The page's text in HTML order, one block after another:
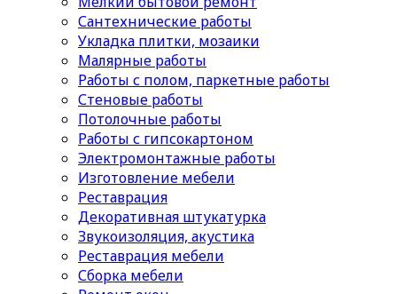
Сантехнические работы
Укладка плитки, мозаики
Малярные работы
Работы с полом, паркетные работы
Стеновые работы
Потолочные работы
Работы с гипсокартоном
Электромонтажные работы
Изготовление мебели
Реставрация
Декоративная штукатурка
Звукоизоляция, акустика
Реставрация мебели
Сборка мебели